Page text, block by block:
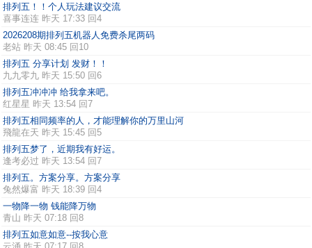
排列五！！个人玩法建议交流
喜事连连 昨天 17:33 回4
2026208期排列五机器人免费杀尾两码
老站 昨天 08:45 回10
排列五 分享计划 发财！！
九九零九 昨天 15:50 回6
排列五冲冲冲 给我拿来吧。
红星星 昨天 13:54 回7
排列五相同频率的人，才能理解你的万里山河
飛龍在天 昨天 15:45 回5
排列五梦了，近期我有好运。
逢考必过 昨天 13:54 回7
排列五。方案分享。方案分享
兔然爆富 昨天 18:39 回4
一物降一物 钱能降万物
青山 昨天 07:18 回8
排列五如意如意--按我心意